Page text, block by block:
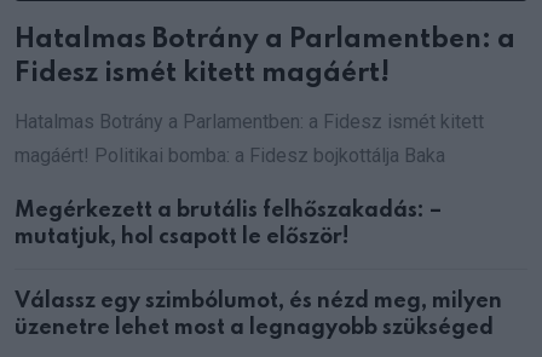
Hatalmas Botrány a Parlamentben: a
Fidesz ismét kitett magáért!
Hatalmas Botrány a Parlamentben: a Fidesz ismét kitett
magáért! Politikai bomba: a Fidesz bojkottálja Baka
Megérkezett a brutális felhőszakadás: –
mutatjuk, hol csapott le először!
Válassz egy szimbólumot, és nézd meg, milyen
üzenetre lehet most a legnagyobb szükséged